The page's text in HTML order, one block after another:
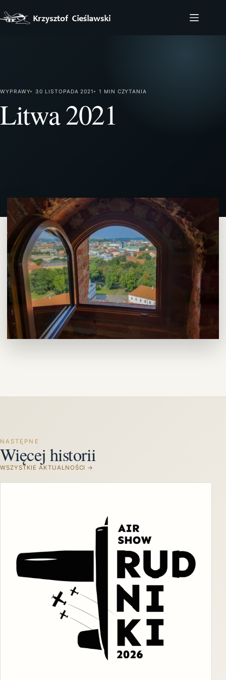
do
treści
WYPRAWY 30 LISTOPADA 2021 1 MIN CZYTANIA
Litwa 2021
NASTĘPNE
Więcej historii
WSZYSTKIE AKTUALNOŚCI →